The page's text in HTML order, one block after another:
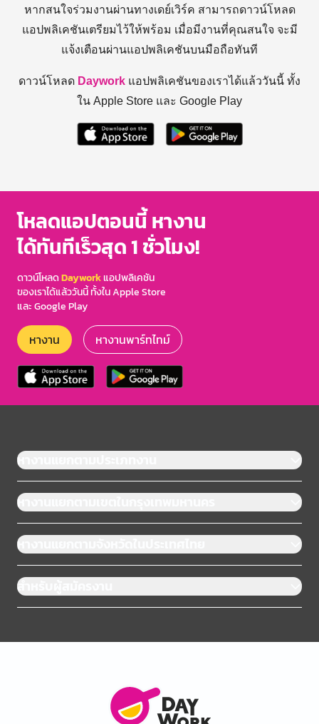
หากสนใจร่วมงานผ่านทางเดย์เวิร์ค สามารถดาวน์โหลด
แอปพลิเคชันเตรียมไว้ให้พร้อม เมื่อมีงานที่คุณสนใจ จะมี
แจ้งเตือนผ่านแอปพลิเคชันบนมือถือทันที
ดาวน์โหลด Daywork แอปพลิเคชันของเราได้แล้ววันนี้ ทั้ง
ใน Apple Store และ Google Play
โหลดแอปตอนนี้ หางาน
ได้ทันทีเร็วสุด 1 ชั่วโมง!
ดาวน์โหลดDayworkแอปพลิเคชัน
ของเราได้แล้ววันนี้ ทั้งใน Apple Store
และ Google Play
หางาน หางานพาร์ทไทม์
หางานแยกตามประเภทงาน
หางานแยกตามเขตในกรุงเทพมหานคร
หางานแยกตามจังหวัดในประเทศไทย
สำหรับผู้สมัครงาน